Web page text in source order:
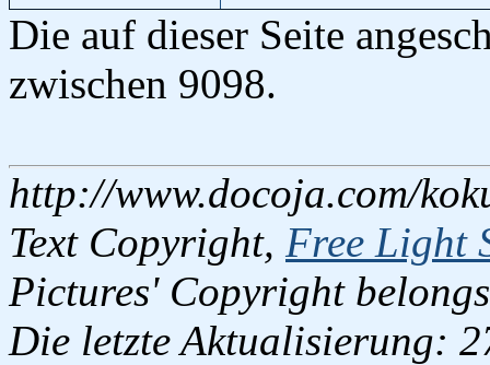
Die auf dieser Seite
zwischen 9098.
http://www.docoja.com/
Text Copyright, Free Light
Pictures' Copyright
Die letzte Aktualisierung: